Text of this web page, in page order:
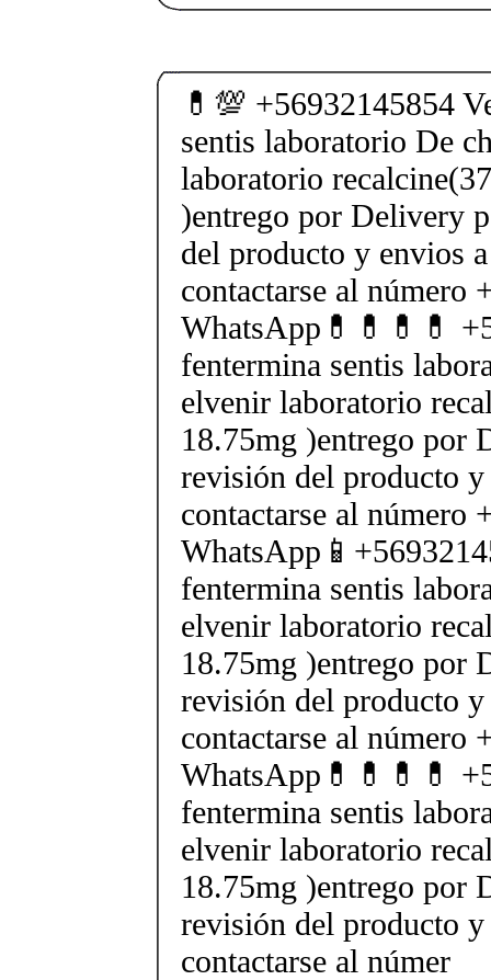
💊💯 +56932145854
sentis laboratorio De
laboratorio
)entrego por Delivery
del producto y envios
contactarse al número
WhatsApp💊💊💊💊
fentermina sentis
elvenir laboratorio
18.75mg )entrego por
revisión del producto
contactarse al número
fentermina sentis
elvenir laboratorio
18.75mg )entrego por
revisión del producto
contactarse al número
WhatsApp💊💊💊💊
fentermina sentis
elvenir laboratorio
18.75mg )entrego por
revisión del producto
contactarse al númer